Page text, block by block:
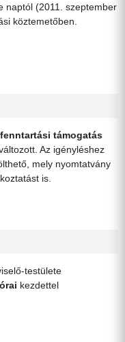
naptól (2011. szeptember
köztemetőben.
támogatás
Az igényléshez
mely nyomtatvány
is.
testülete
órai kezdettel